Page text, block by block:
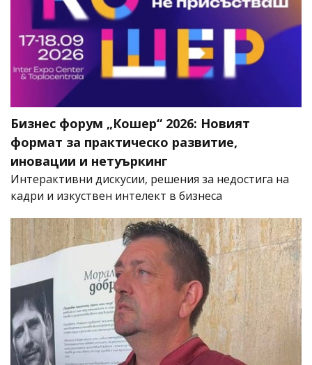
Бизнес форум „Кошер“ 2026: Новият
формат за практическо развитие,
иновации и нетуъркинг
Интерактивни дискусии, решения за недостига на
кадри и изкуствен интелект в бизнеса